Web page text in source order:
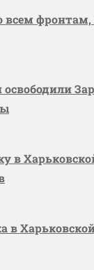
всем
освободили
в
в